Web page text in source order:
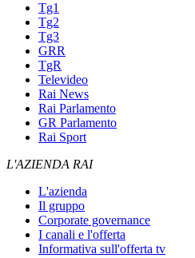
Tg1
Tg2
Tg3
GRR
TgR
Televideo
Rai News
Rai Parlamento
GR Parlamento
Rai Sport
L'AZIENDA RAI
L'azienda
Il gruppo
Corporate governance
I canali e l'offerta
Informativa sull'offerta tv